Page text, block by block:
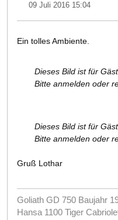
09 Juli 2016 15:04
Ein tolles Ambiente.
Dieses Bild ist für
Bitte anmelden oder
Dieses Bild ist für
Bitte anmelden oder
Gruß Lothar
Goliath GD 750 Baujahr
Hansa 1100 Tiger